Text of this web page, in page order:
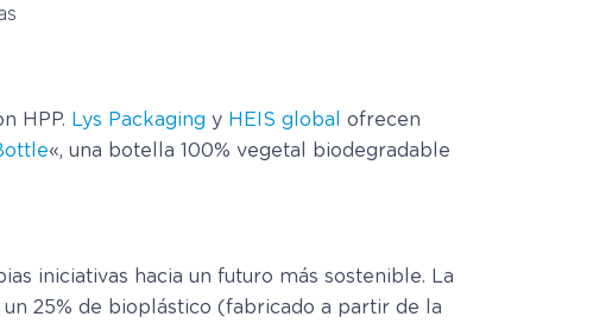
HPP. Lys Packaging y HEIS global
ofrecen
«, una botella 100% vegetal biodegradable
iniciativas hacia un futuro más sostenible. La
25% de bioplástico (fabricado a partir de la